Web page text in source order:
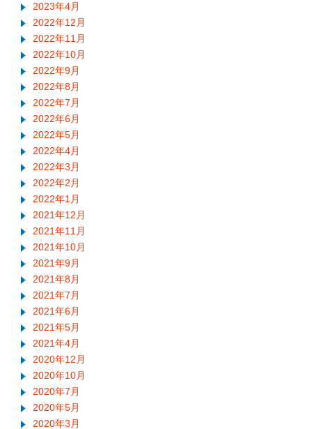
2023年4月
2022年12月
2022年11月
2022年10月
2022年9月
2022年8月
2022年7月
2022年6月
2022年5月
2022年4月
2022年3月
2022年2月
2022年1月
2021年12月
2021年11月
2021年10月
2021年9月
2021年8月
2021年7月
2021年6月
2021年5月
2021年4月
2020年12月
2020年10月
2020年7月
2020年5月
2020年3月